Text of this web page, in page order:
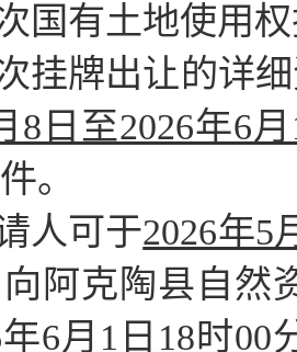
国有土地使用
挂牌出让的详
8日至2026年6
。
人可于2026年5
向阿克陶县自然
6月1日18时00